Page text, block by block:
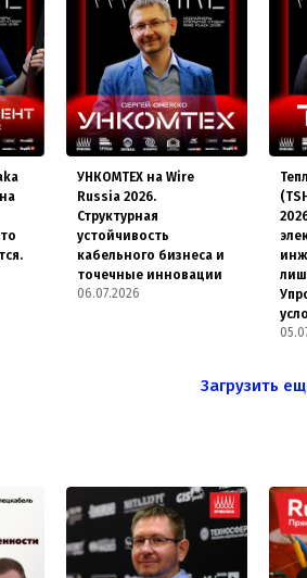
УНКОМТЕХ на Wire
Russia 2026.
Структурная
устойчивость
кабельного бизнеса и
точечные инновации
06.07.2026
Загрузить